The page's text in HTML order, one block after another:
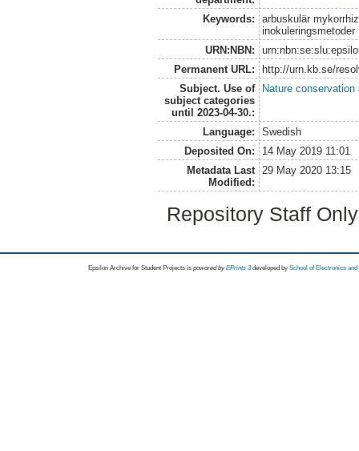
Keywords:
arbuskulär
inokuleringsmetoder
URN:NBN:
Permanent URL:
http://urn.kb.se/
Subject. Use of
subject categories
until 2023-04-30.:
Nature
Language:
Swedish
Deposited On:
14 May 2019 11:01
Metadata Last
Modified:
29 May 2020 13:15
Repository Staff
Epsilon Archive for Student Projects is powored byEPrints 3 developed by School of Electronics